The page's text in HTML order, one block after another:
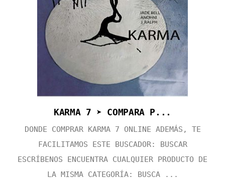
KARMA 7 ➤ COMPARA P...
DONDE COMPRAR KARMA 7 ONLINE ADEMÁS, TE
FACILITAMOS ESTE BUSCADOR: BUSCAR
ESCRÍBENOS ENCUENTRA CUALQUIER PRODUCTO DE
LA MISMA CATEGORÍA: BUSCA ...